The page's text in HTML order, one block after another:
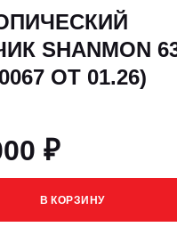
SHANMON
ОТ 01.26)
₽
В КОРЗИНУ